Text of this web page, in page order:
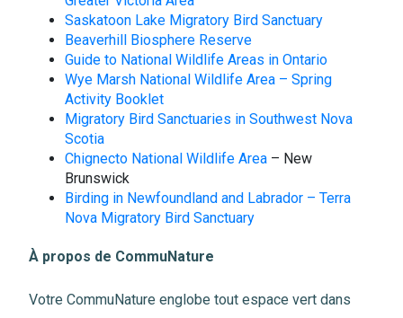
Saskatoon Lake Migratory Bird Sanctuary
Beaverhill Biosphere Reserve
Guide to National Wildlife Areas in Ontario
Wye Marsh National Wildlife Area – Spring
Activity Booklet
Migratory Bird Sanctuaries in Southwest Nova
Scotia
Chignecto National Wildlife Area – New
Brunswick
Birding in Newfoundland and Labrador – Terra
Nova Migratory Bird Sanctuary
À propos de CommuNature
Votre CommuNature englobe tout espace vert dans